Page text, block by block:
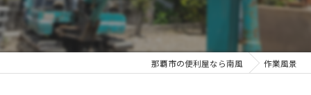
那覇市の便利屋なら南風 作業風景